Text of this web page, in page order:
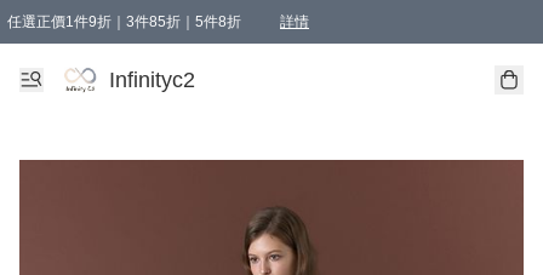
任選正價1件9折｜3件85折｜5件8折 詳情
精選商品，任選買1件或以上減HKD 20.00；買2件或以上減HKD 60.00；買3件
Infinityc2 wears 滿$800免運費
Bucks & Leather 滿$1000免運費
Infinityc2